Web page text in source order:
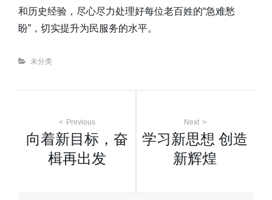
和历史经验，尽心尽力处理好每位老百姓的“急难愁
盼”，切实提升为民服务的水平。
Categories
未分类
章
Previous
向着新目标，奋
楫再出发
Next
学习新思想 创造
新辉煌